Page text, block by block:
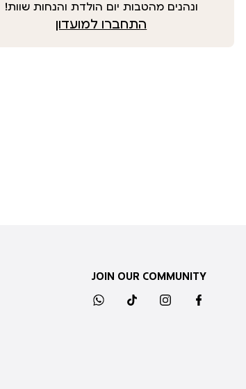
ונהנים מהטבות יום הולדת והנחות שוות!
התחברו למועדון
JOIN OUR COMMUNITY
facebook
instagram
tiktok
whatsapp